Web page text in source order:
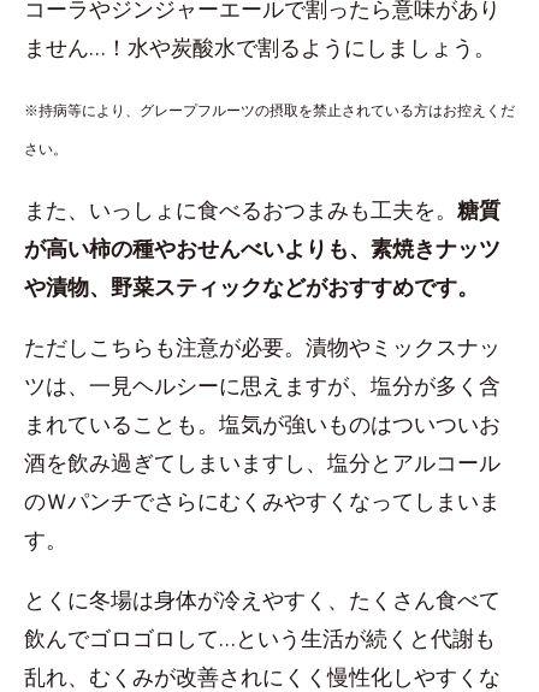
コーラやジンジャーエールで割ったら意味があり
ません…！水や炭酸水で割るようにしましょう。
※持病等により、グレープフルーツの摂取を禁止されている方はお控えくだ
さい。
また、いっしょに食べるおつまみも工夫を。 糖質
が高い柿の種やおせんべいよりも、素焼きナッツ
や漬物、野菜スティックなどがおすすめです。
ただしこちらも注意が必要。漬物やミックスナッ
ツは、一見ヘルシーに思えますが、塩分が多く含
まれていることも。塩気が強いものはついついお
酒を飲み過ぎてしまいますし、塩分とアルコール
のＷパンチでさらにむくみやすくなってしまいま
す。
とくに冬場は身体が冷えやすく、たくさん食べて
飲んでゴロゴロして…という生活が続くと代謝も
乱れ、むくみが改善されにくく慢性化しやすくな